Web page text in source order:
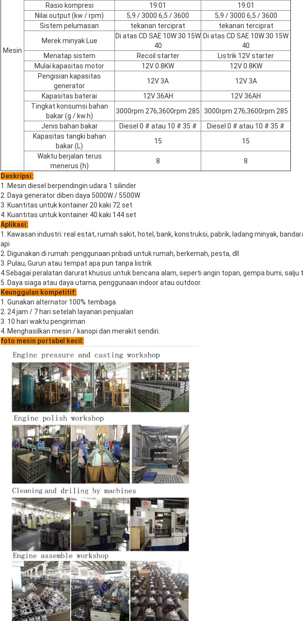
Mesin
Rasio kompresi
19:01
19:01
Nilai output (kw / rpm)
5,9 / 3000 6,5 / 3600
5,9 / 3000 6,5 / 3600
Sistem pelumasan
tekanan terciprat
tekanan terciprat
Merek minyak Lue
Di atas CD SAE 10W 30 15W
40
Di atas CD SAE 10W 30 15W
40
Menatap sistem
Recoil starter
Listrik 12V starter
Mulai kapasitas motor
12V 0.8KW
12V 0.8KW
Pengisian kapasitas
generator
12V 3A
12V 3A
Kapasitas baterai
12V 36AH
12V 36AH
Tingkat konsumsi bahan
bakar (g / kw.h)
3000rpm 276,3600rpm 285
3000rpm 276,3600rpm 285
Jenis bahan bakar
Diesel 0 # atau 10 # 35 #
Diesel 0 # atau 10 # 35 #
Kapasitas tangki bahan
bakar (L)
15
15
Waktu berjalan terus
menerus (h)
8
8
Deskripsi:
1. Mesin diesel berpendingin udara 1 silinder
2. Daya generator diberi daya 5000W / 5500W
3. Kuantitas untuk kontainer 20 kaki 72 set
4. Kuantitas untuk kontainer 40 kaki 144 set
Aplikasi:
1. Kawasan industri: real estat, rumah sakit, hotel, bank, konstruksi, pabrik, ladang minyak,
api
2. Digunakan di rumah: penggunaan pribadi untuk rumah, berkemah, pesta, dll
3. Pulau, Gurun atau tempat apa pun tanpa listrik
4.Sebagai peralatan darurat khusus untuk bencana alam, seperti angin topan, gempa bumi, salju
5. Daya siaga atau daya utama, penggunaan indoor atau outdoor.
Keunggulan kompetitif:
1. Gunakan alternator 100% tembaga
2. 24 jam / 7 hari setelah layanan penjualan
3. 10 hari waktu pengiriman
4. Menghasilkan mesin / kanopi dan merakit sendiri.
foto mesin portabel kecil: